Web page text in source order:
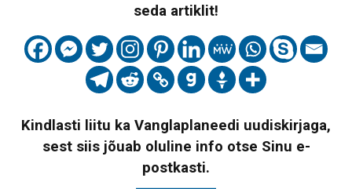
seda artiklit!
Kindlasti liitu ka Vanglaplaneedi uudiskirjaga,
sest siis jõuab oluline info otse Sinu e-
postkasti.